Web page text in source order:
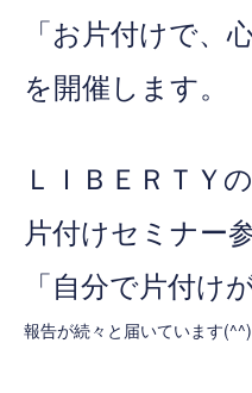
「お片付けで、
を開催します。
ＬＩＢＥＲＴＹの
片付けセミナー
「自分で片付け
報告が続々と届いています(^^)